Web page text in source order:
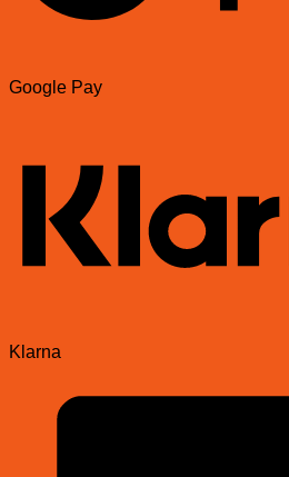
Google Pay
Klarna